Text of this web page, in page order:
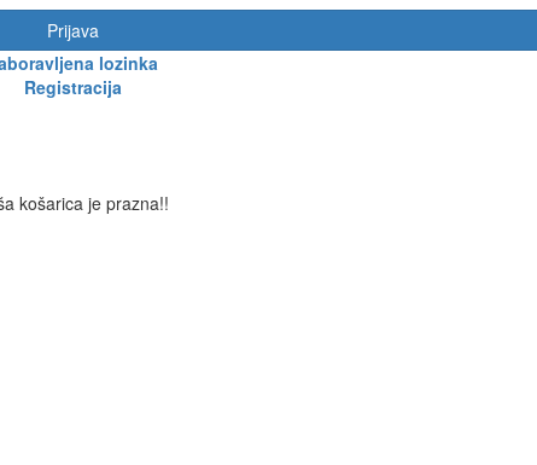
Prijava
lozinka
Registracija
košarica je prazna!!